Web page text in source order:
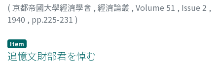
( 京都帝國大學經濟學會 , 經濟論叢 , Volume 51 , Issue 2 ,
1940 , pp.225-231 )
Item
追憶文財部君を悼む